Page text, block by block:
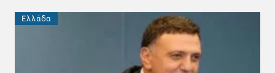
Ελλάδα